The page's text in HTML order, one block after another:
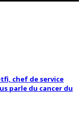
chef de service
parle du cancer du